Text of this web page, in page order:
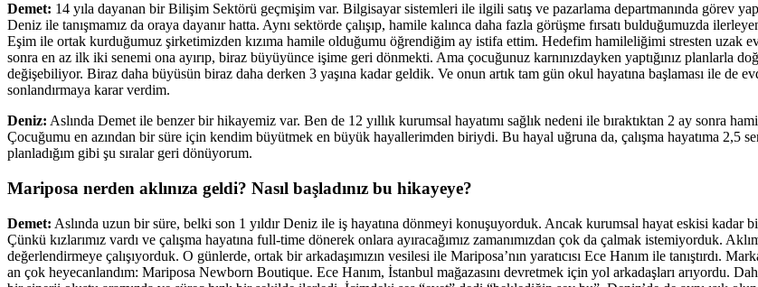
Demet: 14 yıla dayanan bir Bilişim Sektörü geçmişim var. Bilgisayar sistemleri ile ilgili satış ve pazarlama departmanında görev
Deniz ile tanışmamız da oraya dayanır hatta. Aynı sektörde çalışıp, hamile kalınca daha fazla görüşme fırsatı bulduğumuzda
Eşim ile ortak kurduğumuz şirketimizden kızıma hamile olduğumu öğrendiğim ay istifa ettim. Hedefim hamileliğimi stresten uzak
sonra en az ilk iki senemi ona ayırıp, biraz büyüyünce işime geri dönmekti. Ama çocuğunuz karnınızdayken yaptığınız planlarla
değişebiliyor. Biraz daha büyüsün biraz daha derken 3 yaşına kadar geldik. Ve onun artık tam gün okul hayatına başlaması ile de
sonlandırmaya karar verdim.
Deniz: Aslında Demet ile benzer bir hikayemiz var. Ben de 12 yıllık kurumsal hayatımı sağlık nedeni ile bıraktıktan 2 ay sonra
Çocuğumu en azından bir süre için kendim büyütmek en büyük hayallerimden biriydi. Bu hayal uğruna da, çalışma hayatıma 2,5
planladığım gibi şu sıralar geri dönüyorum.
Mariposa nerden aklınıza geldi? Nasıl başladınız bu hikayeye?
Demet: Aslında uzun bir süre, belki son 1 yıldır Deniz ile iş hayatına dönmeyi konuşuyorduk. Ancak kurumsal hayat eskisi kadar
Çünkü kızlarımız vardı ve çalışma hayatına full-time dönerek onlara ayıracağımız zamanımızdan çok da çalmak istemiyorduk.
değerlendirmeye çalışıyorduk. O günlerde, ortak bir arkadaşımızın vesilesi ile Mariposa’nın yaratıcısı Ece Hanım ile tanıştırdı.
an çok heyecanlandım: Mariposa Newborn Boutique. Ece Hanım, İstanbul mağazasını devretmek için yol arkadaşları arıyordu.